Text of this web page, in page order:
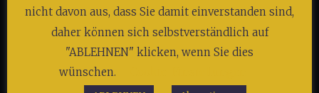
Generalverdacht gerät, dann stimmt etwas
Grundlegendes nicht mehr.
nicht davon aus, dass Sie damit einverstanden sind,
daher können sich selbstverständlich auf
"ABLEHNEN" klicken, wenn Sie dies
wünschen.